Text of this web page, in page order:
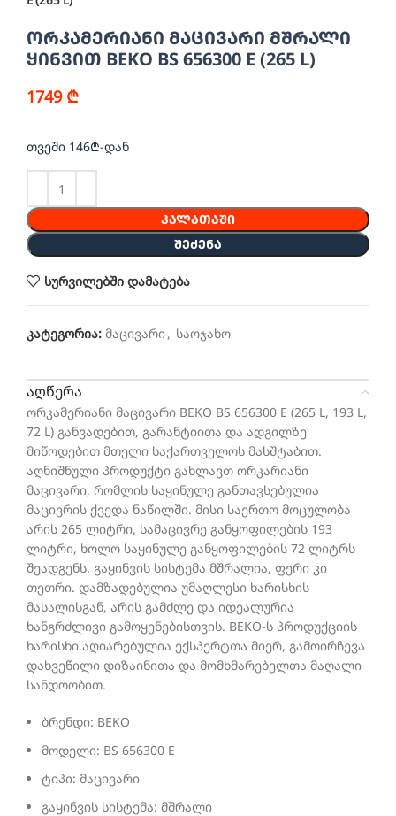
ორკამერიანი მაცივარი მშრალი
ყინვით BEKO BS 656300 E (265 L)
1749 ₾
თვეში 146₾-დან
ᲙᲐᲚᲐᲗᲐᲨᲘ
ᲨᲔᲫᲔᲜᲐ
სურვილებში დამატება
კატეგორია: მაცივარი, საოჯახო
აღწერა
ორკამერიანი მაცივარი BEKO BS 656300 E (265 L, 193 L,
72 L) განვადებით, გარანტიითა და ადგილზე
მიწოდებით მთელი საქართველოს მასშტაბით.
აღნიშნული პროდუქტი გახლავთ ორკარიანი
მაცივარი, რომლის საყინულე განთავსებულია
მაცივრის ქვედა ნაწილში. მისი საერთო მოცულობა
არის 265 ლიტრი, სამაცივრე განყოფილების 193
ლიტრი, ხოლო საყინულე განყოფილების 72 ლიტრს
შეადგენს. გაყინვის სისტემა მშრალია, ფერი კი
თეთრი. დამზადებულია უმაღლესი ხარისხის
მასალისგან, არის გამძლე და იდეალურია
ხანგრძლივი გამოყენებისთვის. BEKO-ს პროდუქციის
ხარისხი აღიარებულია ექსპერტთა მიერ, გამოირჩევა
დახვეწილი დიზაინითა და მომხმარებელთა მაღალი
სანდოობით.
ბრენდი: BEKO
მოდელი: BS 656300 E
ტიპი: მაცივარი
გაყინვის სისტემა: მშრალი